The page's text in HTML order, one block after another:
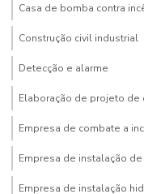
Casa de bomba contra
Construção civil industrial
Detecção e alarme
Elaboração de projeto de
Empresa de combate a
Empresa de instalação
Empresa de instalação